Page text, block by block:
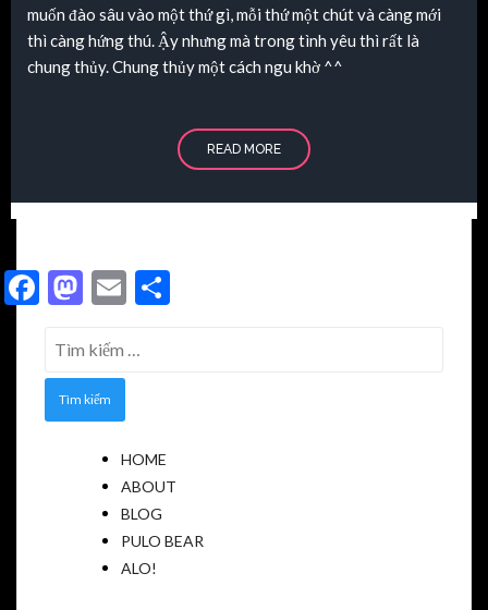
muốn đào sâu vào một thứ gì, mỗi thứ một chút và càng mới
thì càng hứng thú. Ậy nhưng mà trong tình yêu thì rất là
chung thủy. Chung thủy một cách ngu khờ ^^
READ MORE
Facebook
Mastodon
Email
HOME
ABOUT
BLOG
PULO BEAR
ALO!